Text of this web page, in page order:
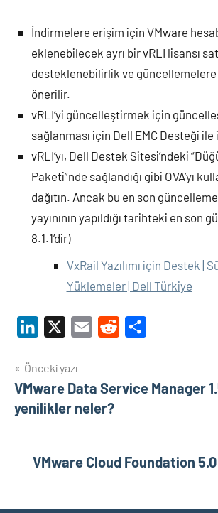
İndirmelere erişim için VMware
eklenebilecek ayrı bir vRLI lisansı
desteklenebilirlik ve
önerilir.
vRLI’yi güncelleştirmek için
sağlanması için Dell EMC Desteği
vRLI’yı, Dell Destek Sitesi’ndeki
Paketi”nde sağlandığı gibi OVA’yı
dağıtın. Ancak bu en son
yayınının yapıldığı tarihteki en son
8.1.1’dir)
VxRail Yazılımı için Destek |
Yüklemeler | Dell Türkiye
LinkedIn Email Reddit
Yazı
gezinmesi
Önceki yazı
VMware Data Service Manager
yenilikler neler?
VMware Cloud Foundation